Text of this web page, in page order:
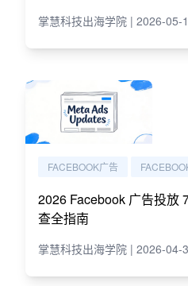
掌慧科技出海学院 | 2026-05-
FACEBOOK广告
2026 Facebook 广告投放
查全指南
掌慧科技出海学院 | 2026-04-